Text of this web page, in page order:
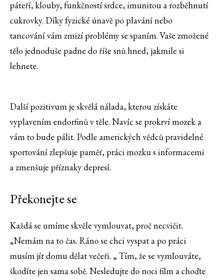
páteří, klouby, funkčností srdce, imunitou a rozběhnutí
cukrovky. Díky fyzické únavě po plavání nebo
tancování vám zmizí problémy se spaním. Vaše zmožené
tělo jednoduše padne do říše snů hned, jakmile si
lehnete.
Další pozitivum je skvělá nálada, kterou získáte
vyplavením endorfinů v těle. Navíc se prokrví mozek a
vám to bude pálit. Podle amerických vědců pravidelné
sportování zlepšuje paměť, práci mozku s informacemi
a zmenšuje příznaky depresí.
Překonejte se
Každá se umíme skvěle vymlouvat, proč necvičit.
„Nemám na to čas. Ráno se chci vyspat a po práci
musím jít domu dělat večeři. „ Tím, že se vymlouváte,
škodíte jen sama sobě. Nesledujte do noci film a choďte